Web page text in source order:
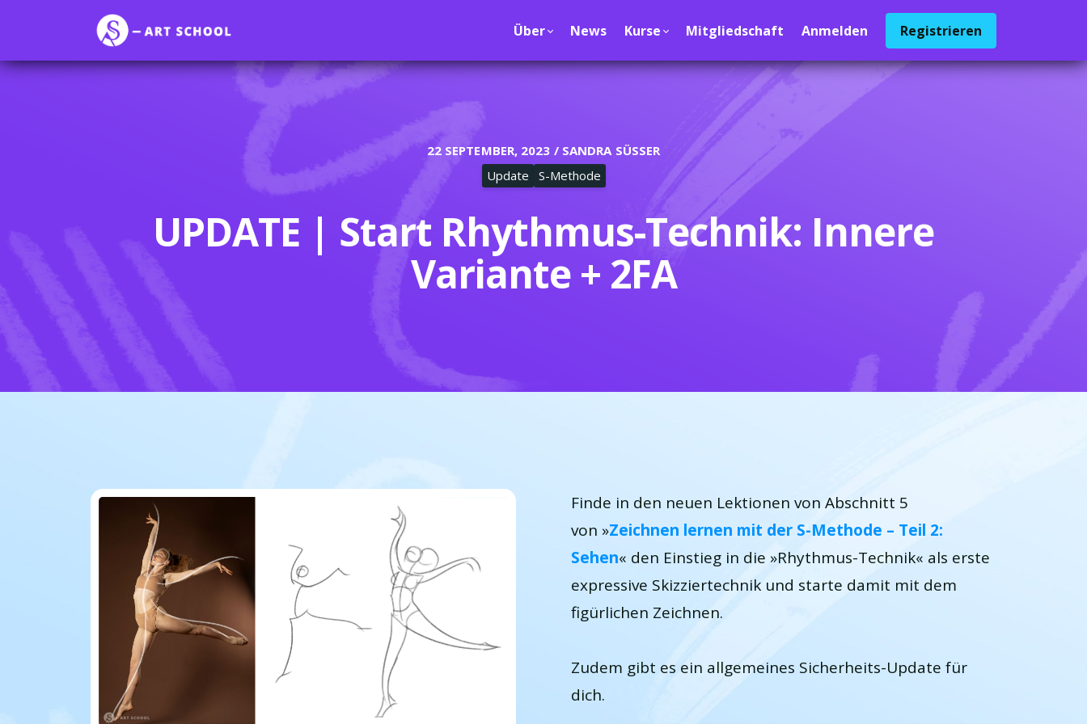
Über News Kurse Mitgliedschaft Anmelden Registrieren
22 SEPTEMBER, 2023 / SANDRA SÜSSER
Update
S-Methode
UPDATE | Start Rhythmus-Technik: Innere
Variante + 2FA
Finde in den neuen Lektionen von Abschnitt 5
von »Zeichnen lernen mit der S-Methode – Teil 2:
Sehen« den Einstieg in die »Rhythmus-Technik« als erste
expressive Skizziertechnik und starte damit mit dem
figürlichen Zeichnen.
Zudem gibt es ein allgemeines Sicherheits-Update für
dich.